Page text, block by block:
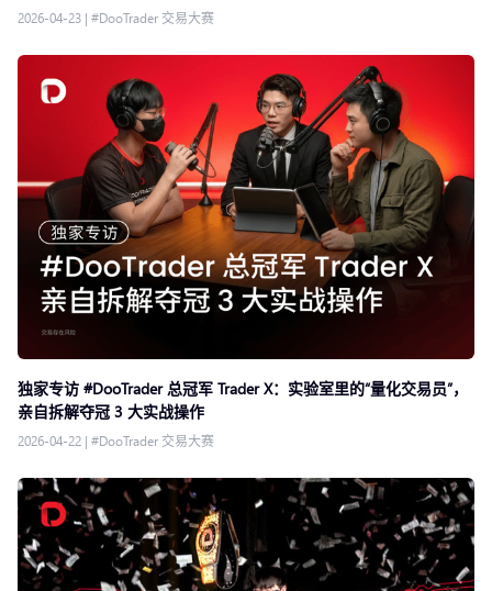
2026-04-23 | #DooTrader 交易大赛
独家专访 #DooTrader 总冠军 Trader X：实验室里的“量化交易员”，
亲自拆解夺冠 3 大实战操作
2026-04-22 | #DooTrader 交易大赛